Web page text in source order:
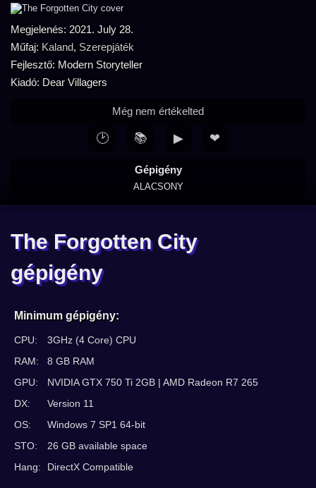
Megjelenés: 2021. July 28.
Műfaj: Kaland, Szerepjáték
Fejlesztő: Modern Storyteller
Kiadó: Dear Villagers
Gépigény
ALACSONY
Még nem értékelted
🕑 📚 ▶ ❤
The Forgotten City
gépigény
Minimum gépigény:
CPU:
3GHz (4 Core) CPU
RAM:
8 GB RAM
GPU:
NVIDIA GTX 750 Ti 2GB | AMD Radeon R7 265
DX:
Version 11
OS:
Windows 7 SP1 64-bit
STO:
26 GB available space
Hang:
DirectX Compatible